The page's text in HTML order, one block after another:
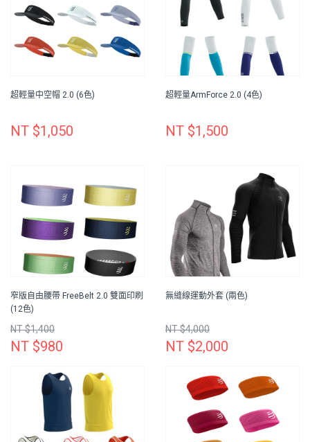
超輕量中空帽 2.0 (6色)
NT $1,050
超輕量ArmForce 2.0 (4色)
NT $1,500
窄版自由腰帶 FreeBelt 2.0 雙面印刷
(12色)
NT $1,400
NT $980
無縫線運動外套 (兩色)
NT $4,000
NT $2,000